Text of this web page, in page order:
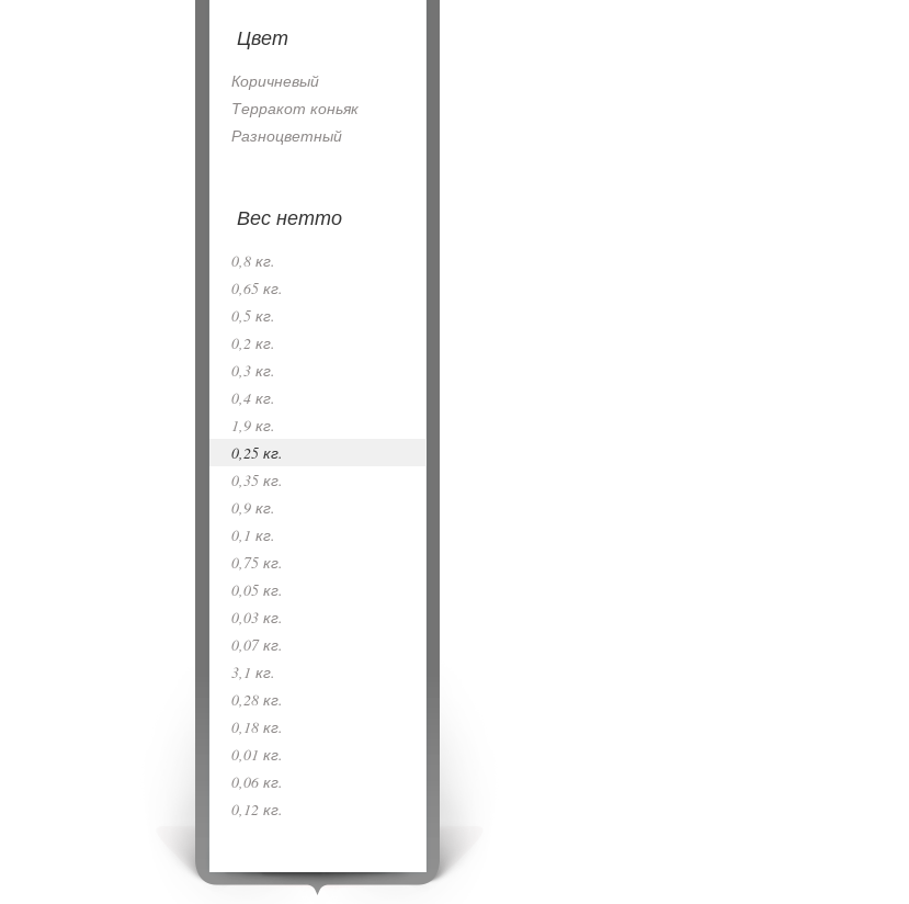
Цвет
Коричневый
Терракот коньяк
Разноцветный
Вес нетто
0,8 кг.
0,65 кг.
0,5 кг.
0,2 кг.
0,3 кг.
0,4 кг.
1,9 кг.
0,25 кг.
0,35 кг.
0,9 кг.
0,1 кг.
0,75 кг.
0,05 кг.
0,03 кг.
0,07 кг.
3,1 кг.
0,28 кг.
0,18 кг.
0,01 кг.
0,06 кг.
0,12 кг.